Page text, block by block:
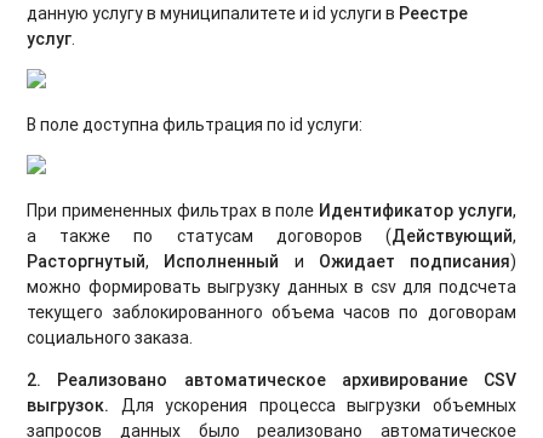
данную услугу в муниципалитете и id услуги в Реестре
услуг.
В поле доступна фильтрация по id услуги:
При примененных фильтрах в поле Идентификатор услуги,
а также по статусам договоров (Действующий,
Расторгнутый, Исполненный и Ожидает подписания)
можно формировать выгрузку данных в csv для подсчета
текущего заблокированного объема часов по договорам
социального заказа.
2. Реализовано автоматическое архивирование CSV
выгрузок. Для ускорения процесса выгрузки объемных
запросов данных было реализовано автоматическое